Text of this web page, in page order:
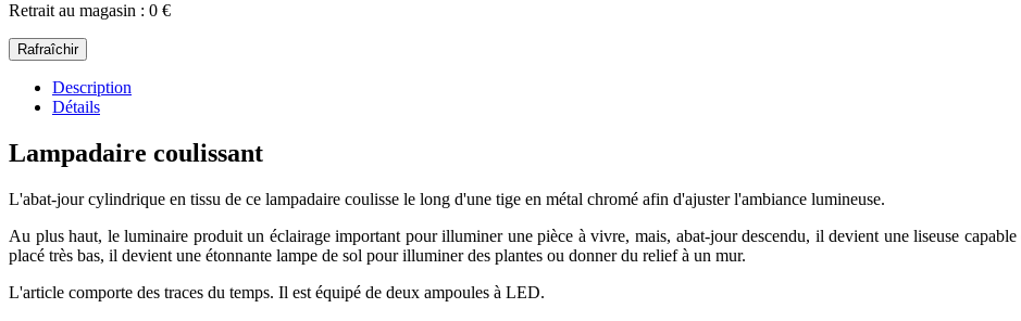
Retrait au magasin : 0 €
Description
Détails
Lampadaire coulissant
L'abat-jour cylindrique en tissu de ce lampadaire coulisse le long d'une tige en métal chromé afin d'ajuster l'ambiance lumineuse.
Au plus haut, le luminaire produit un éclairage important pour illuminer une pièce à vivre, mais, abat-jour descendu, il devient une liseuse
placé très bas, il devient une étonnante lampe de sol pour illuminer des plantes ou donner du relief à un mur.
L'article comporte des traces du temps. Il est équipé de deux ampoules à LED.